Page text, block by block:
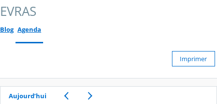
EVRAS
Blog Agenda
Imprimer
Aujourd’hui